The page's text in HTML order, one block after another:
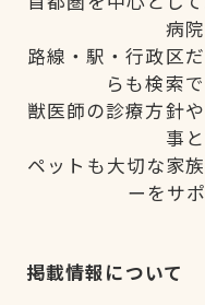
病
路線・駅・行政区
らも検索
獣医師の診療方針
事
ペットも大切な家
ーをサ
掲載情報について